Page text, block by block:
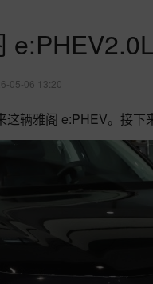
05-06 13:20
这辆雅阁 e:PHEV。接下